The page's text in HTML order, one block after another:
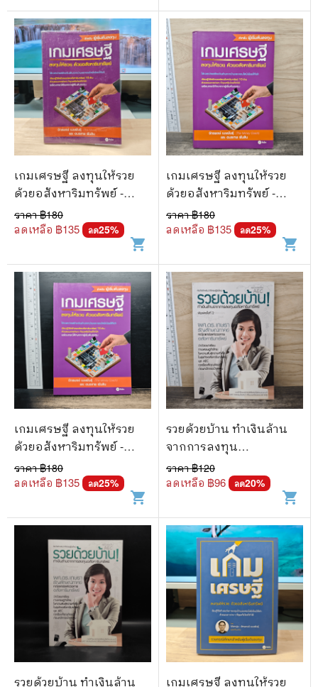
เกมเศรษฐี ลงทุนให้รวย
ด้วยอสังหาริมทรัพย์ -
จักรพงษ์ เมษพันธุ์
ราคา ฿180
ลดเหลือ ฿135 ลด25%
shopping_cart
เกมเศรษฐี ลงทุนให้รวย
ด้วยอสังหาริมทรัพย์ -
จักรพงษ์ เมษพันธุ์
ราคา ฿180
ลดเหลือ ฿135 ลด25%
shopping_cart
เกมเศรษฐี ลงทุนให้รวย
ด้วยอสังหาริมทรัพย์ -
จักรพงษ์ เมษพันธุ์
ราคา ฿180
ลดเหลือ ฿135 ลด25%
shopping_cart
รวยด้วยบ้าน ทำเงินล้าน
จากการลงทุน
อสังหาริมทรัพย์ -
ผศ.ดร.เกษรา ธัญลักษณ์
ราคา ฿120
ลดเหลือ ฿96 ลด20%
shopping_cart
รวยด้วยบ้าน ทำเงินล้าน เกมเศรษฐี ลงทุนให้รวย